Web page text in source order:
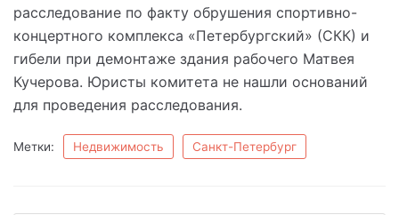
расследование по факту обрушения спортивно-
концертного комплекса «Петербургский» (СКК) и
гибели при демонтаже здания рабочего Матвея
Кучерова. Юристы комитета не нашли оснований
для проведения расследования.
Метки: Недвижимость Санкт-Петербург